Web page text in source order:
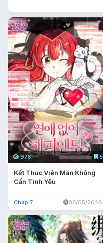
978 5
Kết Thúc Viên Mãn Không
Cần Tình Yêu
Chap 7 05/05/2026